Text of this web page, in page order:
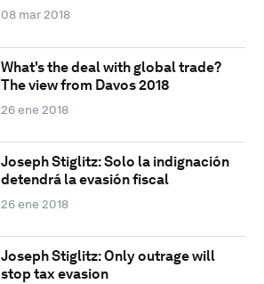
08 mar 2018
What's the deal with global trade?
The view from Davos 2018
26 ene 2018
Joseph Stiglitz: Solo la indignación
detendrá la evasión fiscal
26 ene 2018
Joseph Stiglitz: Only outrage will
stop tax evasion